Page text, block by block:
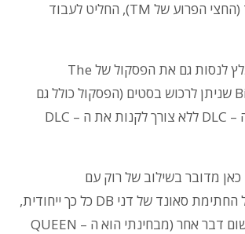
ובמיוחד אדמונד (החצי הפרוע של TM), החליט לעבוד
למיטבי לכת, מומלץ לנסות גם את הפסקול של The
Binding of Issac שניתן לרכוש בסטים (הפסקול כולל גם
את המוזיקה של ה – DLC ללא צורך לקנות את ה – DLC
כאן מדובר בשילוב של רוק עם
אלקטרוניקה, אבל החתימת סאונד של דני DB כל כך ייחודית,
שהיא לא דומה לשום דבר אחר (מבחינתי הוא ה – QUEEN